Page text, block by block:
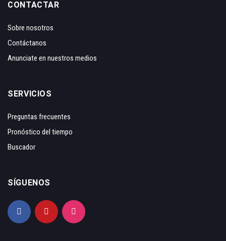
CONTACTAR
Sobre nosotros
Contáctanos
Anunciate en nuestros medios
SERVICIOS
Preguntas frecuentes
Pronóstico del tiempo
Buscador
SÍGUENOS